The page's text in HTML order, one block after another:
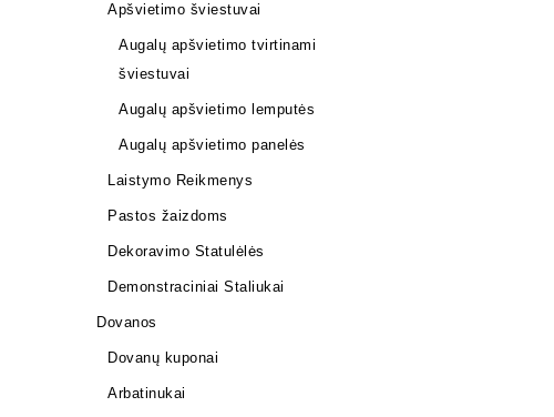
Apšvietimo šviestuvai
Augalų apšvietimo tvirtinami
šviestuvai
Augalų apšvietimo lemputės
Augalų apšvietimo panelės
Laistymo Reikmenys
Pastos žaizdoms
Dekoravimo Statulėlės
Demonstraciniai Staliukai
Dovanos
Dovanų kuponai
Arbatinukai